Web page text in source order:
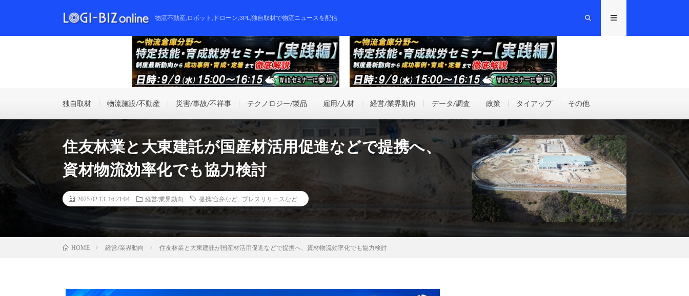
物流不動産,ロボット,ドローン,3PL,独自取材で物流ニュースを配信
独自取材 物流施設/不動産 災害/事故/不祥事 テクノロジー/製品 雇用/人材 経営/業界動向 データ/調査 政策 タイアップ その他
住友林業と大東建託が国産材活用促進などで提携へ、
資材物流効率化でも協力検討
2025.02.13 16:21:04 経営/業界動向 提携/合弁など プレスリリースなど
HOME 経営/業界動向 住友林業と大東建託が国産材活用促進などで提携へ、資材物流効率化でも協力検討